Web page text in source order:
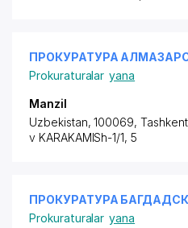
ПРОКУРАТУРА
Prokuraturalar yana
Manzil
Uzbekistan, 100069,
v KARAKAMISh-1/1, 5
ПРОКУРАТУРА
Prokuraturalar yana